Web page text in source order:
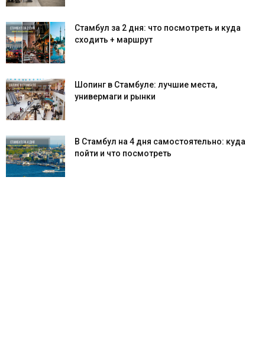
Стамбул за 2 дня: что посмотреть и куда
сходить + маршрут
Шопинг в Стамбуле: лучшие места,
универмаги и рынки
В Стамбул на 4 дня самостоятельно: куда
пойти и что посмотреть